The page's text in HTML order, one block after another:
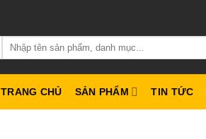
Tìm
kiếm:
TRANG CHỦ SẢN PHẨM TIN TỨC